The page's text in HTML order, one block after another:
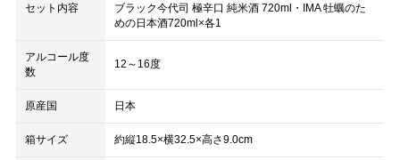
セット内容
ブラック今代司 極辛口 純米酒 720ml・IMA 牡蠣のた
めの日本酒720ml×各1
アルコール度
数
12～16度
原産国 日本
箱サイズ 約縦18.5×横32.5×高さ9.0cm